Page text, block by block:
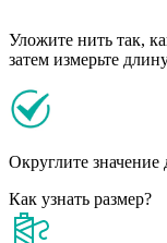
Уложите нить так,
затем измерьте
Округлите значение
Как узнать размер?